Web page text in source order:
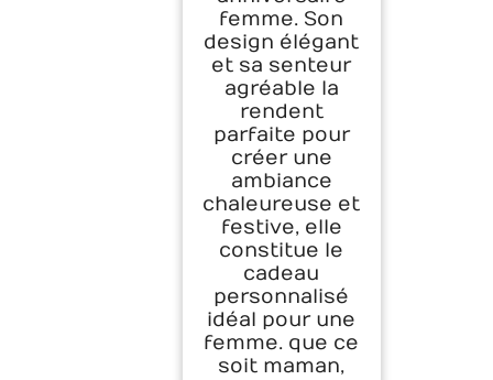
femme. Son
design élégant
et sa senteur
agréable la
rendent
parfaite pour
créer une
ambiance
chaleureuse et
festive, elle
constitue le
cadeau
personnalisé
idéal pour une
femme. que ce
soit maman,